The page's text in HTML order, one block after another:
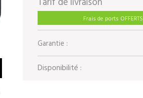
Frais de ports OFFERTS
Garantie :
Disponibilité :